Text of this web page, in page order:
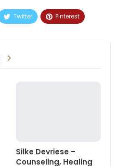
Twitter Pinterest
Silke Devriese –
Counseling, Healing